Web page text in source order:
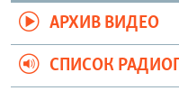
АРХИВ ВИДЕО
СПИСОК